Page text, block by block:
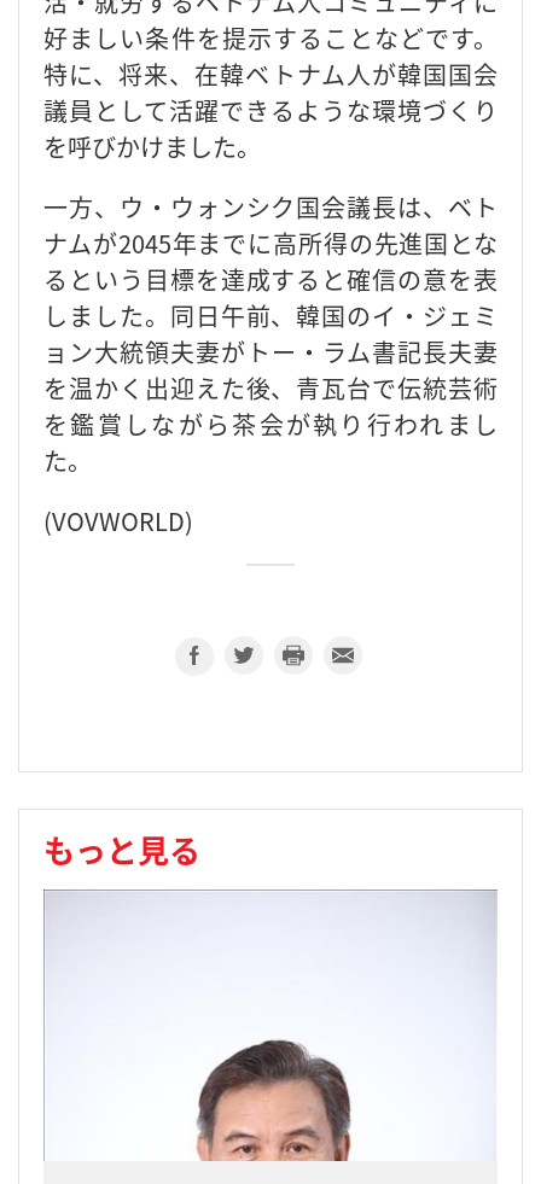
好ましい条件を提示することなどです。
特に、将来、在韓ベトナム人が韓国国会
議員として活躍できるような環境づくり
を呼びかけました。
一方、ウ・ウォンシク国会議長は、ベト
ナムが2045年までに高所得の先進国とな
るという目標を達成すると確信の意を表
しました。同日午前、韓国のイ・ジェミ
ョン大統領夫妻がトー・ラム書記長夫妻
を温かく出迎えた後、青瓦台で伝統芸術
を鑑賞しながら茶会が執り行われまし
た。
(VOVWORLD)
もっと見る